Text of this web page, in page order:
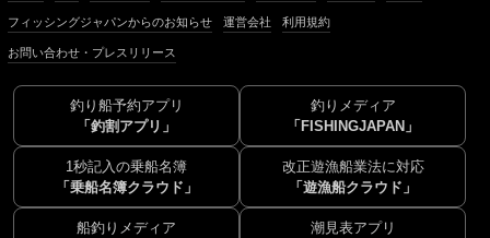
フィッシングジャパンからのお知らせ 運営会社 利用規約
お問い合わせ・プレスリリース
釣り船予約アプリ
「釣割アプリ」
釣りメディア
「FISHINGJAPAN」
1秒記入の乗船名簿
「乗船名簿クラウド」
改正遊漁船業法に対応
「遊漁船クラウド」
船釣りメディア
潮見表アプリ